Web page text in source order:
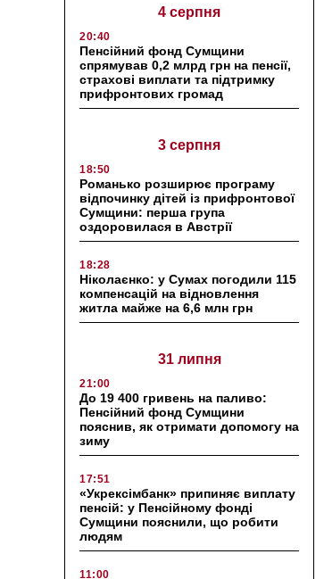
4 серпня
20:40
Пенсійний фонд Сумщини
спрямував 0,2 млрд грн на пенсії,
страхові виплати та підтримку
прифронтових громад
3 серпня
18:50
Романько розширює програму
відпочинку дітей із прифронтової
Сумщини: перша група
оздоровилася в Австрії
18:28
Ніколаєнко: у Сумах погодили 115
компенсацій на відновлення
житла майже на 6,6 млн грн
31 липня
21:00
До 19 400 гривень на паливо:
Пенсійний фонд Сумщини
пояснив, як отримати допомогу на
зиму
17:51
«Укрексімбанк» припиняє виплату
пенсій: у Пенсійному фонді
Сумщини пояснили, що робити
людям
11:00